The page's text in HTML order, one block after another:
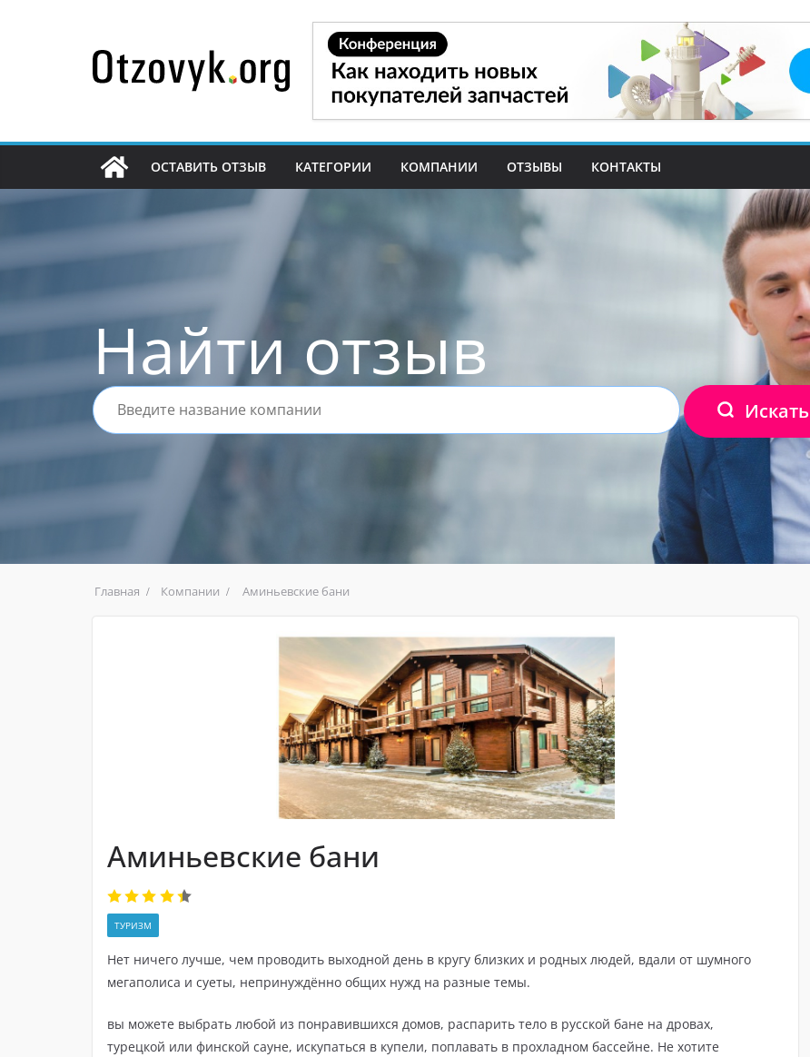
содержимому
ОСТАВИТЬ ОТЗЫВ КАТЕГОРИИ КОМПАНИИ ОТЗЫВЫ КОНТАКТЫ
Найти отзыв
Искать
Главная Компании Аминьевские бани
Аминьевские бани
ТУРИЗМ
Нет ничего лучше, чем проводить выходной день в кругу близких и родных людей, вдали от шумного
мегаполиса и суеты, непринуждённо общих нужд на разные темы.
вы можете выбрать любой из понравившихся домов, распарить тело в русской бане на дровах,
турецкой или финской сауне, искупаться в купели, поплавать в прохладном бассейне. Не хотите